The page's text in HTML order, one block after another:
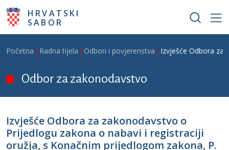
Skoči na glavni sadržaj
HRVATSKI
SABOR
Breadcrumb
Početna Radna tijela Odbori i povjerenstva Izvješće Odbora za
Odbor za zakonodavstvo
Izvješće Odbora za zakonodavstvo o
Prijedlogu zakona o nabavi i registraciji
oružja, s Konačnim prijedlogom zakona, P.